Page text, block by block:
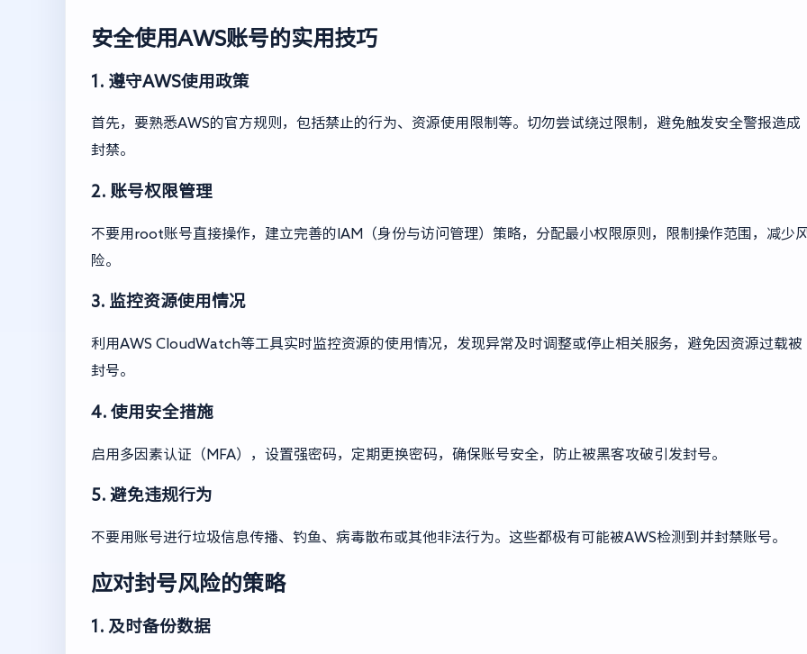
安全使用AWS账号的实用技巧
1. 遵守AWS使用政策
首先，要熟悉AWS的官方规则，包括禁止的行为、资源使用限制等。切勿尝试绕过限制，避免触发安全警报造成
封禁。
2. 账号权限管理
不要用root账号直接操作，建立完善的IAM（身份与访问管理）策略，分配最小权限原则，限制操作范围，减少
险。
3. 监控资源使用情况
利用AWS CloudWatch等工具实时监控资源的使用情况，发现异常及时调整或停止相关服务，避免因资源过载被
封号。
4. 使用安全措施
启用多因素认证（MFA），设置强密码，定期更换密码，确保账号安全，防止被黑客攻破引发封号。
5. 避免违规行为
不要用账号进行垃圾信息传播、钓鱼、病毒散布或其他非法行为。这些都极有可能被AWS检测到并封禁账号。
应对封号风险的策略
1. 及时备份数据